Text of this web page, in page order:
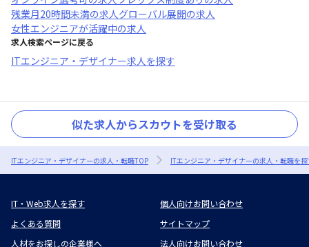
残業月20時間未満の求人グローバル展開の求人
女性エンジニアが活躍中の求人
求人検索ページに戻る
ITエンジニア・デザイナー求人を探す
似た求人からスカウトを受け取る
ITエンジニア・デザイナーの求人・転職TOP ITエンジニア・デザイナーの求人・転職を
IT・Web求人を探す
個人向けお問い合わせ
よくある質問
サイトマップ
人材をお探しの企業様へ
法人向けお問い合わせ